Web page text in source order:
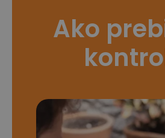
Ako